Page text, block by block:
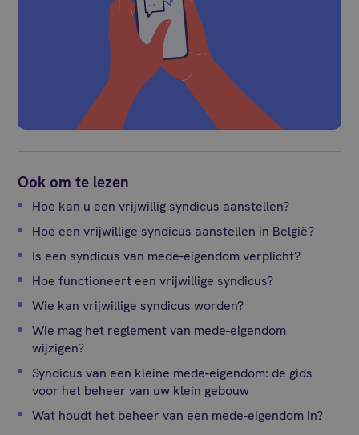
Ook om te lezen
Hoe kan u een vrijwillig syndicus aanstellen?
Hoe een vrijwillige syndicus aanstellen in België?
Is een syndicus van mede-eigendom verplicht?
Hoe functioneert een vrijwillige syndicus?
Wie kan vrijwillige syndicus worden?
Wie mag het reglement van mede-eigendom
wijzigen?
Syndicus van een kleine mede-eigendom: de gids
voor het beheer van uw klein gebouw
Wat houdt het beheer van een mede-eigendom in?